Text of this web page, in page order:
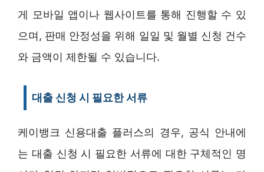
게 모바일 앱이나 웹사이트를 통해 진행할 수 있
으며, 판매 안정성을 위해 일일 및 월별 신청 건수
와 금액이 제한될 수 있습니다.
대출 신청 시 필요한 서류
케이뱅크 신용대출 플러스의 경우, 공식 안내에
는 대출 신청 시 필요한 서류에 대한 구체적인 명